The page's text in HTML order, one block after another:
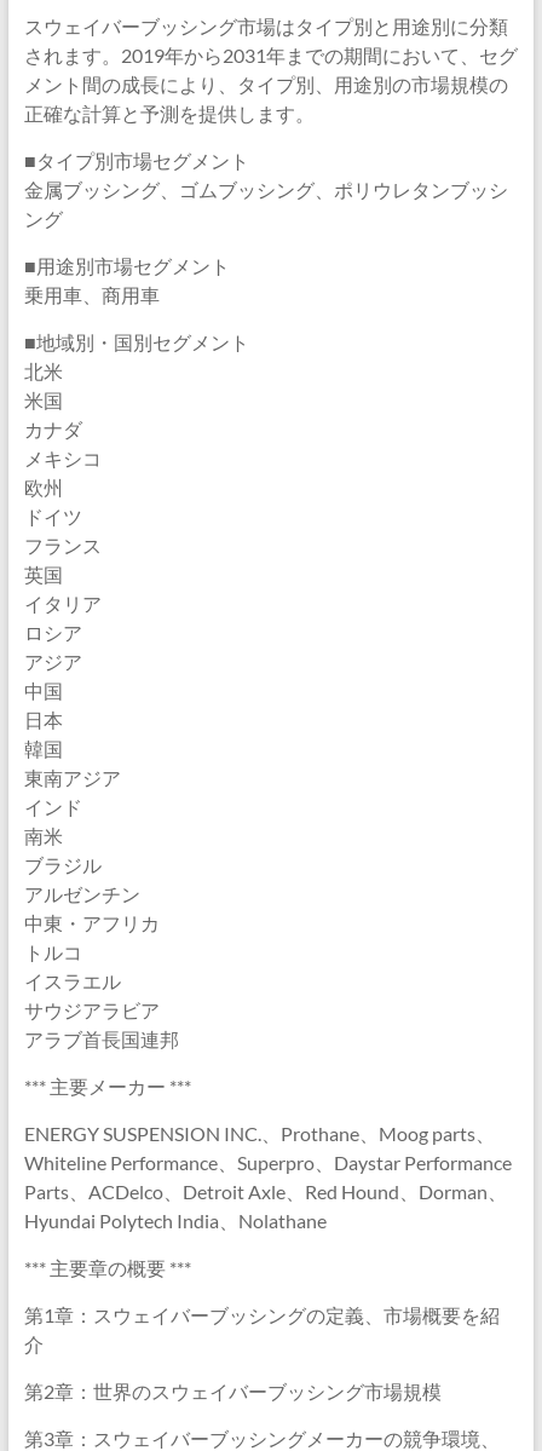
スウェイバーブッシング市場はタイプ別と用途別に分類
されます。2019年から2031年までの期間において、セグ
メント間の成長により、タイプ別、用途別の市場規模の
正確な計算と予測を提供します。
■タイプ別市場セグメント
金属ブッシング、ゴムブッシング、ポリウレタンブッシ
ング
■用途別市場セグメント
乗用車、商用車
■地域別・国別セグメント
北米
米国
カナダ
メキシコ
欧州
ドイツ
フランス
英国
イタリア
ロシア
アジア
中国
日本
韓国
東南アジア
インド
南米
ブラジル
アルゼンチン
中東・アフリカ
トルコ
イスラエル
サウジアラビア
アラブ首長国連邦
*** 主要メーカー ***
ENERGY SUSPENSION INC.、Prothane、Moog parts、
Whiteline Performance、Superpro、Daystar Performance
Parts、ACDelco、Detroit Axle、Red Hound、Dorman、
Hyundai Polytech India、Nolathane
*** 主要章の概要 ***
第1章：スウェイバーブッシングの定義、市場概要を紹
介
第2章：世界のスウェイバーブッシング市場規模
第3章：スウェイバーブッシングメーカーの競争環境、